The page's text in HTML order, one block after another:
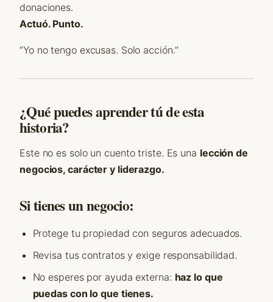
donaciones.
Actuó. Punto.
“Yo no tengo excusas. Solo acción.”
¿Qué puedes aprender tú de esta
historia?
Este no es solo un cuento triste. Es una lección de
negocios, carácter y liderazgo.
Si tienes un negocio:
Protege tu propiedad con seguros adecuados.
Revisa tus contratos y exige responsabilidad.
No esperes por ayuda externa: haz lo que
puedas con lo que tienes.